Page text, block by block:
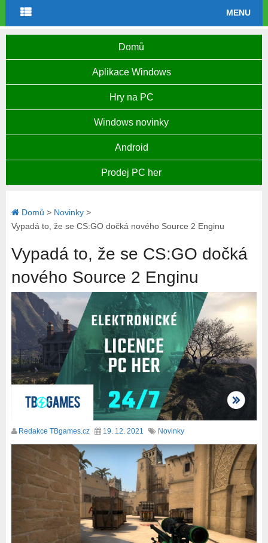
MENU
Domů
Aplikace Windows
Hry na PC
Windows novinky
Android
Prodej PC her
Domů > Novinky>
Vypadá to, že se CS:GO dočká nového Source 2 Enginu
Vypadá to, že se CS:GO dočká
nového Source 2 Enginu
Redakce TBgames.cz 19. 12. 2021 Novinky